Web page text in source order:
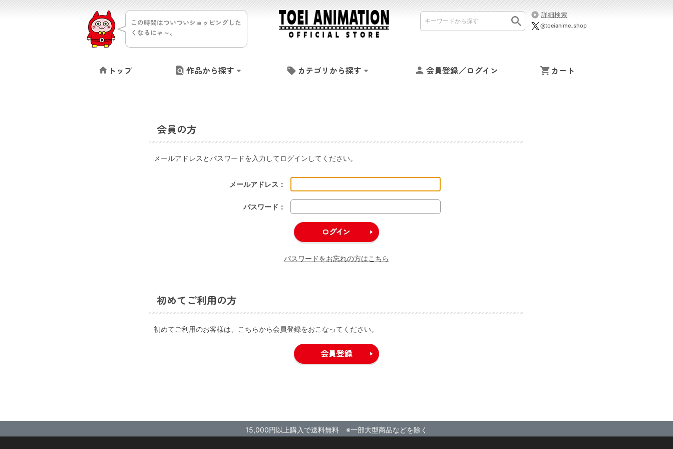
この時間はついついショッピングした
くなるにゃ～。
詳細検索
@toeianime_shop
トップ 作品から探す カテゴリから探す 会員登録／ログイン カート
会員の方
メールアドレスとパスワードを入力してログインしてください。
メールアドレス：
パスワード：
パスワードをお忘れの方はこちら
初めてご利用の方
初めてご利用のお客様は、こちらから会員登録をおこなってください。
15,000円以上購入で送料無料 ※一部大型商品などを除く